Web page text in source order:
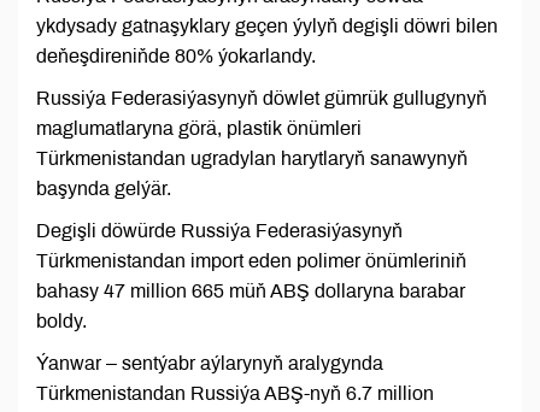
ykdysady gatnaşyklary geçen ýylyň degişli döwri bilen
deňeşdireniňde 80% ýokarlandy.
Russiýa Federasiýasynyň döwlet gümrük gullugynyň
maglumatlaryna görä, plastik önümleri
Türkmenistandan ugradylan harytlaryň sanawynyň
başynda gelýär.
Degişli döwürde Russiýa Federasiýasynyň
Türkmenistandan import eden polimer önümleriniň
bahasy 47 million 665 müň ABŞ dollaryna barabar
boldy.
Ýanwar – sentýabr aýlarynyň aralygynda
Türkmenistandan Russiýa ABŞ-nyň 6.7 million